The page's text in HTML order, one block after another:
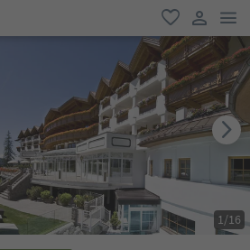
favorit
user link
1/16